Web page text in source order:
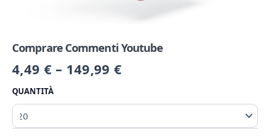
Comprare Commenti Youtube
4,49 € – 149,99 €
QUANTITÀ